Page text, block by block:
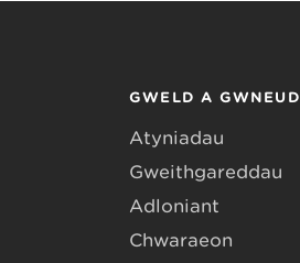
GWELD A GWNEUD
Atyniadau
Gweithgareddau
Adloniant
Chwaraeon